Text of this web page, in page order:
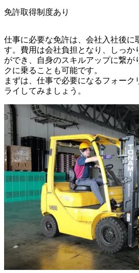
免許取得制度あり
仕事に必要な免許は、会社入社後に
す。費用は会社負担となり、しっか
ができ、自身のスキルアップに繋が
クに乗ることも可能です。
まずは、仕事で必要になるフォーク
ライしてみましょう。